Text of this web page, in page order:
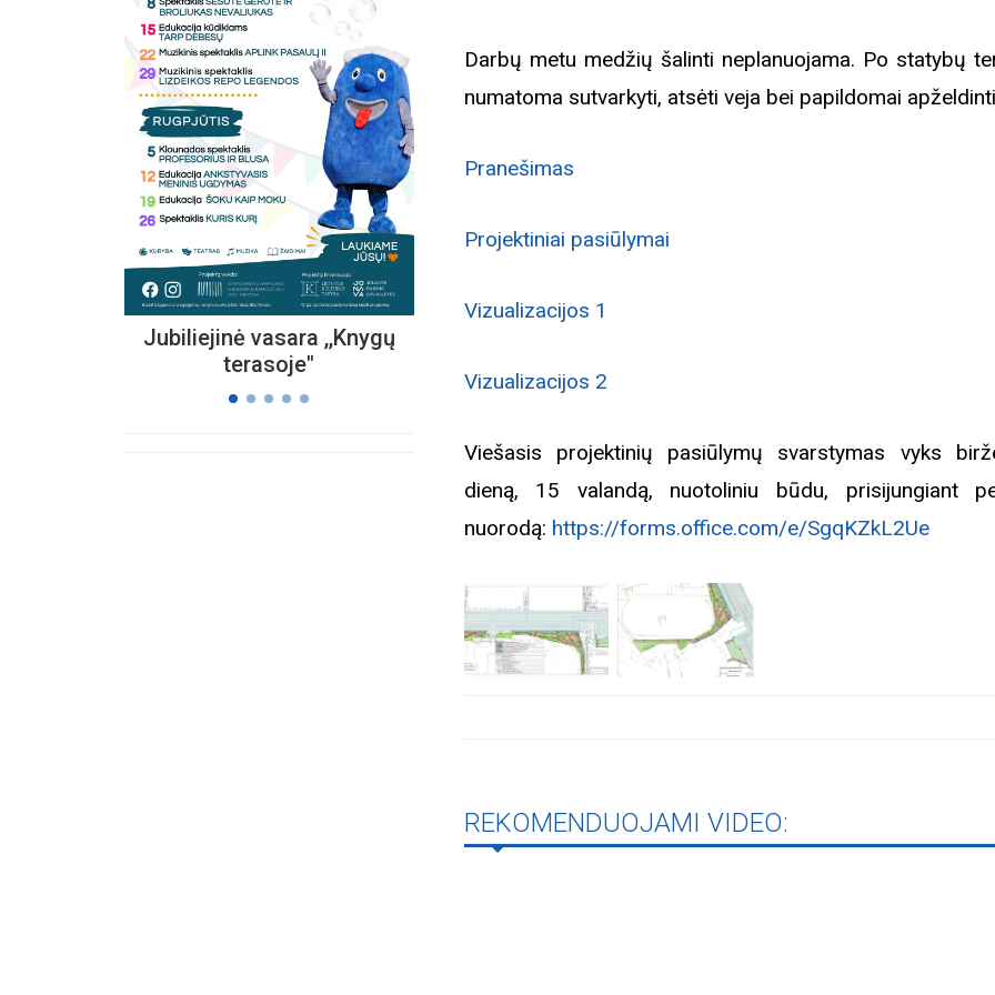
Jubiliejinė vasara ,,Knygų
terasoje"
Kviečiame aplankyti parodą
Viešpatie“. Legendinio
spektaklio kelionė“
Darbų metu medžių šalinti neplanuojama. Po statybų
numatoma sutvarkyti, atsėti veja bei papildomai
Pranešimas
Projektiniai pasiūlymai
Vizualizacijos 1
Vizualizacijos 2
Viešasis projektinių pasiūlymų svarstymas vyks
dieną, 15 valandą, nuotoliniu būdu, prisijungiant
nuorodą: https://forms.office.com/e/SgqKZkL2Ue
REKOMENDUOJAMI VIDEO: